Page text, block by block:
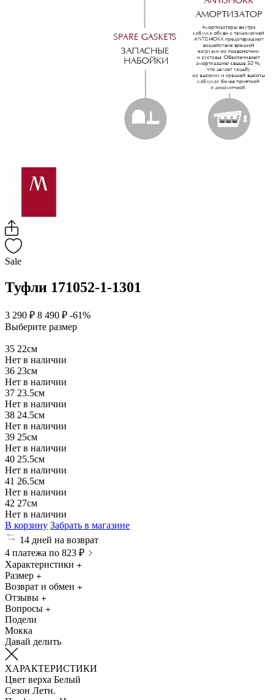
Sale
Туфли 171052-1-1301
3 290 ₽ 8 490 ₽ -61%
Выберите размер
35 22см
Нет в наличии
36 23см
Нет в наличии
37 23.5см
Нет в наличии
38 24.5см
Нет в наличии
39 25см
Нет в наличии
40 25.5см
Нет в наличии
41 26.5см
Нет в наличии
42 27см
Нет в наличии
В корзину Забрать в магазине
14 дней на возврат
4 платежа по 823 ₽
Характеристики
Размер
Возврат и обмен
Отзывы
Вопросы
Подели
Мокка
Давай делить
ХАРАКТЕРИСТИКИ
Цвет верха Белый
Сезон Летн.